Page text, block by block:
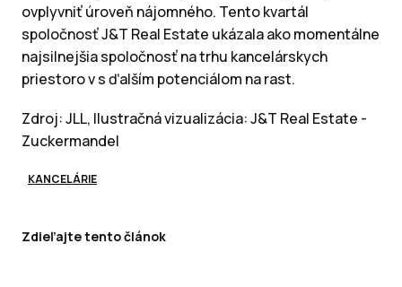
ovplyvniť úroveň nájomného. Tento kvartál
spoločnosť J&T Real Estate ukázala ako momentálne
najsilnejšia spoločnosť na trhu kancelárskych
priestoro v s ďalším potenciálom na rast.
Zdroj: JLL, Ilustračná vizualizácia: J&T Real Estate -
Zuckermandel
KANCELÁRIE
Zdieľajte tento článok